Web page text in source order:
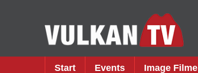
Start Events Image Filme